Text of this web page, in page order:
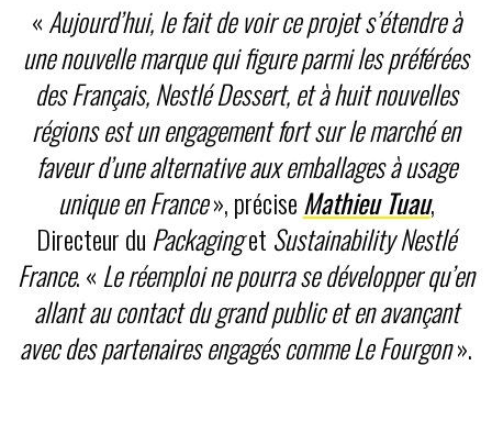
«Aujourd’hui, le fait de voir ce projet s’étendre à
une nouvelle marque qui figure parmi les préférées
des Français, Nestlé Dessert, et à huit nouvelles
régions est un engagement fort sur le marché en
faveur d’une alternative aux emballages à usage
unique en France», préciseMathieu Tuau,
Directeur du Packaginget SustainabilityNestlé
France. « Le réemploi ne pourra se développer qu’en
allant au contact du grand public et en avançant
avec des partenaires engagés comme Le Fourgon».